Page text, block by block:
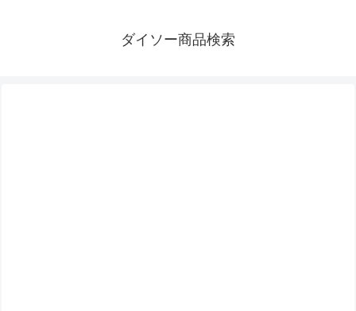
ダイソー商品検索